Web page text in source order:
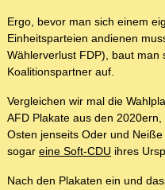
Ergo, bevor man sich einem
Einheitsparteien andienen
Wählerverlust FDP), baut man
Koalitionspartner auf.
Vergleichen wir mal die
AFD Plakate aus den
Osten jenseits Oder und
sogar eine Soft-CDU ihres
Nach den Plakaten ein und